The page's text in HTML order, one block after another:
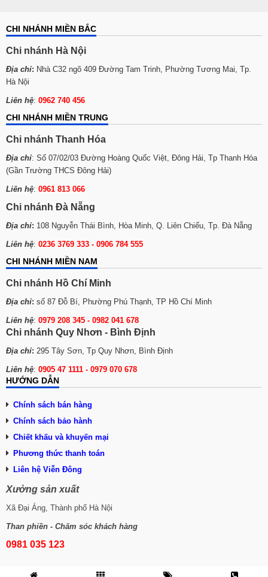
CHI NHÁNH MIỀN BẮC
Chi nhánh Hà Nội
Địa chỉ: Nhà C32 ngõ 409 Đường Tam Trinh, Phường Tương Mai, Tp.
Hà Nội
Liên hệ: 0962 740 456
CHI NHÁNH MIỀN TRUNG
Chi nhánh Thanh Hóa
Địa chỉ: Số 07/02/03 Đường Hoàng Quốc Việt, Đông Hải, Tp Thanh Hóa
(Gần Trường THCS Đông Hải)
Liên hệ: 0961 813 066
Chi nhánh Đà Nẵng
Địa chỉ: 108 Nguyễn Thái Bình, Hòa Minh, Q. Liên Chiểu, Tp. Đà Nẵng
Liên hệ: 0236 3769 333 - 0906 784 555
CHI NHÁNH MIỀN NAM
Chi nhánh Hồ Chí Minh
Địa chỉ: số 87 Đỗ Bí, Phường Phú Thạnh, TP Hồ Chí Minh
Liên hệ: 0979 208 345 - 0982 041 678
Chi nhánh Quy Nhơn - Bình Định
Địa chỉ: 295 Tây Sơn, Tp Quy Nhơn, Bình Định
Liên hệ: 0905 47 1111 - 0979 070 678
HƯỚNG DẪN
Chính sách bán hàng
Chính sách bảo hành
Chiết khấu và khuyến mại
Phương thức thanh toán
Liên hệ Viễn Đông
Xưởng sản xuất
Xã Đại Áng, Thành phố Hà Nội
Than phiền - Chăm sóc khách hàng
0981 035 123